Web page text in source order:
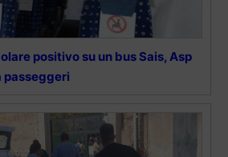
positivo su un bus Sais, Asp
passeggeri